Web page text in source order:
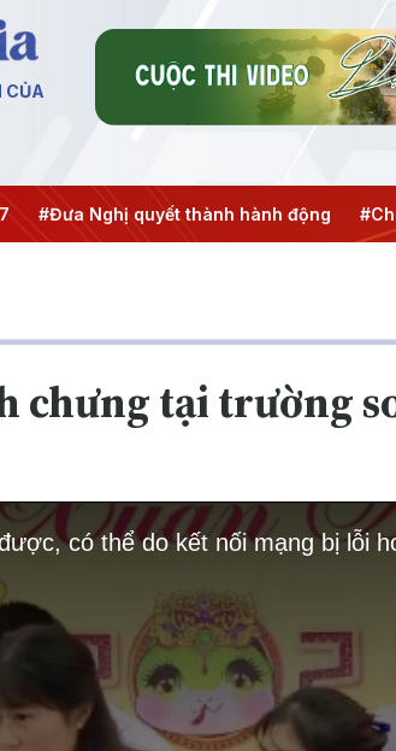
CỦA
Nghị quyết thành hành động #Chiến
chưng tại trường
có thể do kết nối mạng bị lỗi